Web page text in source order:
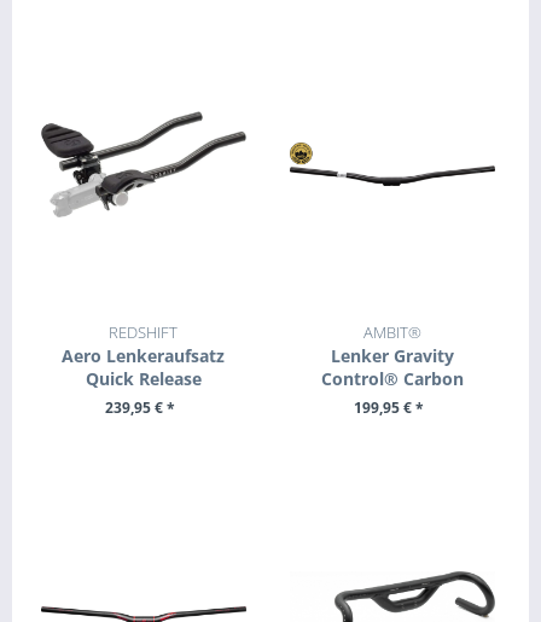
REDSHIFT
Aero Lenkeraufsatz
Quick Release
239,95 € *
AMBIT®
Lenker Gravity
Control® Carbon
199,95 € *